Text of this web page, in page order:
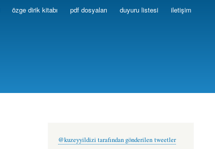
özge dirik kitabı pdf dosyaları duyuru listesi iletişim
@kuzeyyildizi tarafından gönderilen tweetler